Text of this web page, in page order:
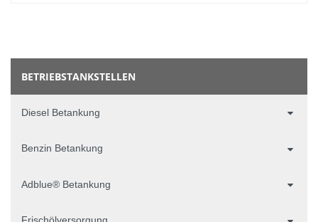
BETRIEBSTANKSTELLEN
Diesel Betankung
Benzin Betankung
Adblue® Betankung